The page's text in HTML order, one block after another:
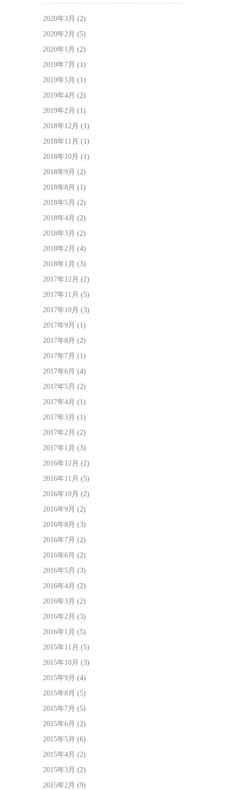
2020年3月 (2)
2020年2月 (5)
2020年1月 (2)
2019年7月 (1)
2019年5月 (1)
2019年4月 (2)
2019年2月 (1)
2018年12月 (1)
2018年11月 (1)
2018年10月 (1)
2018年9月 (2)
2018年8月 (1)
2018年5月 (2)
2018年4月 (2)
2018年3月 (2)
2018年2月 (4)
2018年1月 (3)
2017年12月 (2)
2017年11月 (5)
2017年10月 (3)
2017年9月 (1)
2017年8月 (2)
2017年7月 (1)
2017年6月 (4)
2017年5月 (2)
2017年4月 (1)
2017年3月 (1)
2017年2月 (2)
2017年1月 (3)
2016年12月 (2)
2016年11月 (5)
2016年10月 (2)
2016年9月 (2)
2016年8月 (3)
2016年7月 (2)
2016年6月 (2)
2016年5月 (3)
2016年4月 (2)
2016年3月 (2)
2016年2月 (3)
2016年1月 (5)
2015年11月 (5)
2015年10月 (3)
2015年9月 (4)
2015年8月 (5)
2015年7月 (5)
2015年6月 (2)
2015年5月 (6)
2015年4月 (2)
2015年3月 (2)
2015年2月 (9)